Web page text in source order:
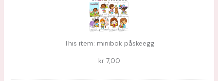
This item: minibok påskeegg
kr7,00